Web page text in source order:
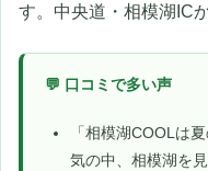
す。中央道・相模湖IC
💬 口コミで多い声
「相模湖COOLは
気の中、相模湖を